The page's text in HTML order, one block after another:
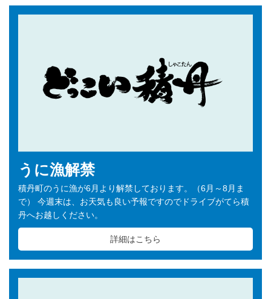
うに漁解禁
積丹町のうに漁が6月より解禁しております。（6月～8月ま
で） 今週末は、お天気も良い予報ですのでドライブがてら積
丹へお越しください。
詳細はこちら